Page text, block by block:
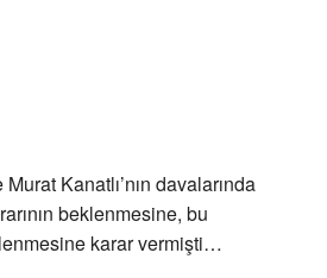
Kanatlı’nın davalarında
beklenmesine, bu
karar vermişti…